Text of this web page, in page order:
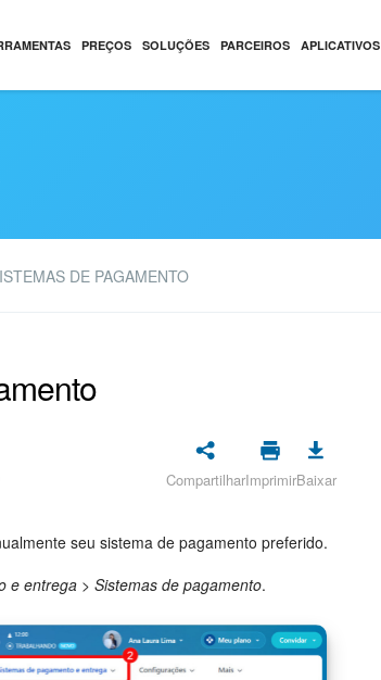
PREÇOS SOLUÇÕES PARCEIROS APLICATIVOS
DE PAGAMENTO
CompartilharImprimirBaixar
seu sistema de pagamento preferido.
e entrega > Sistemas de pagamento.